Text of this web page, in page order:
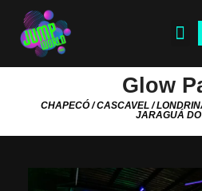
Glow
CHAPECÓ / CASCAVEL /
JARAGUÁ